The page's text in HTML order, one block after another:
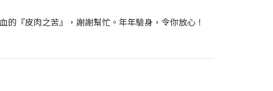
『皮肉之苦』，謝謝幫忙。年年驗身，令你放心！